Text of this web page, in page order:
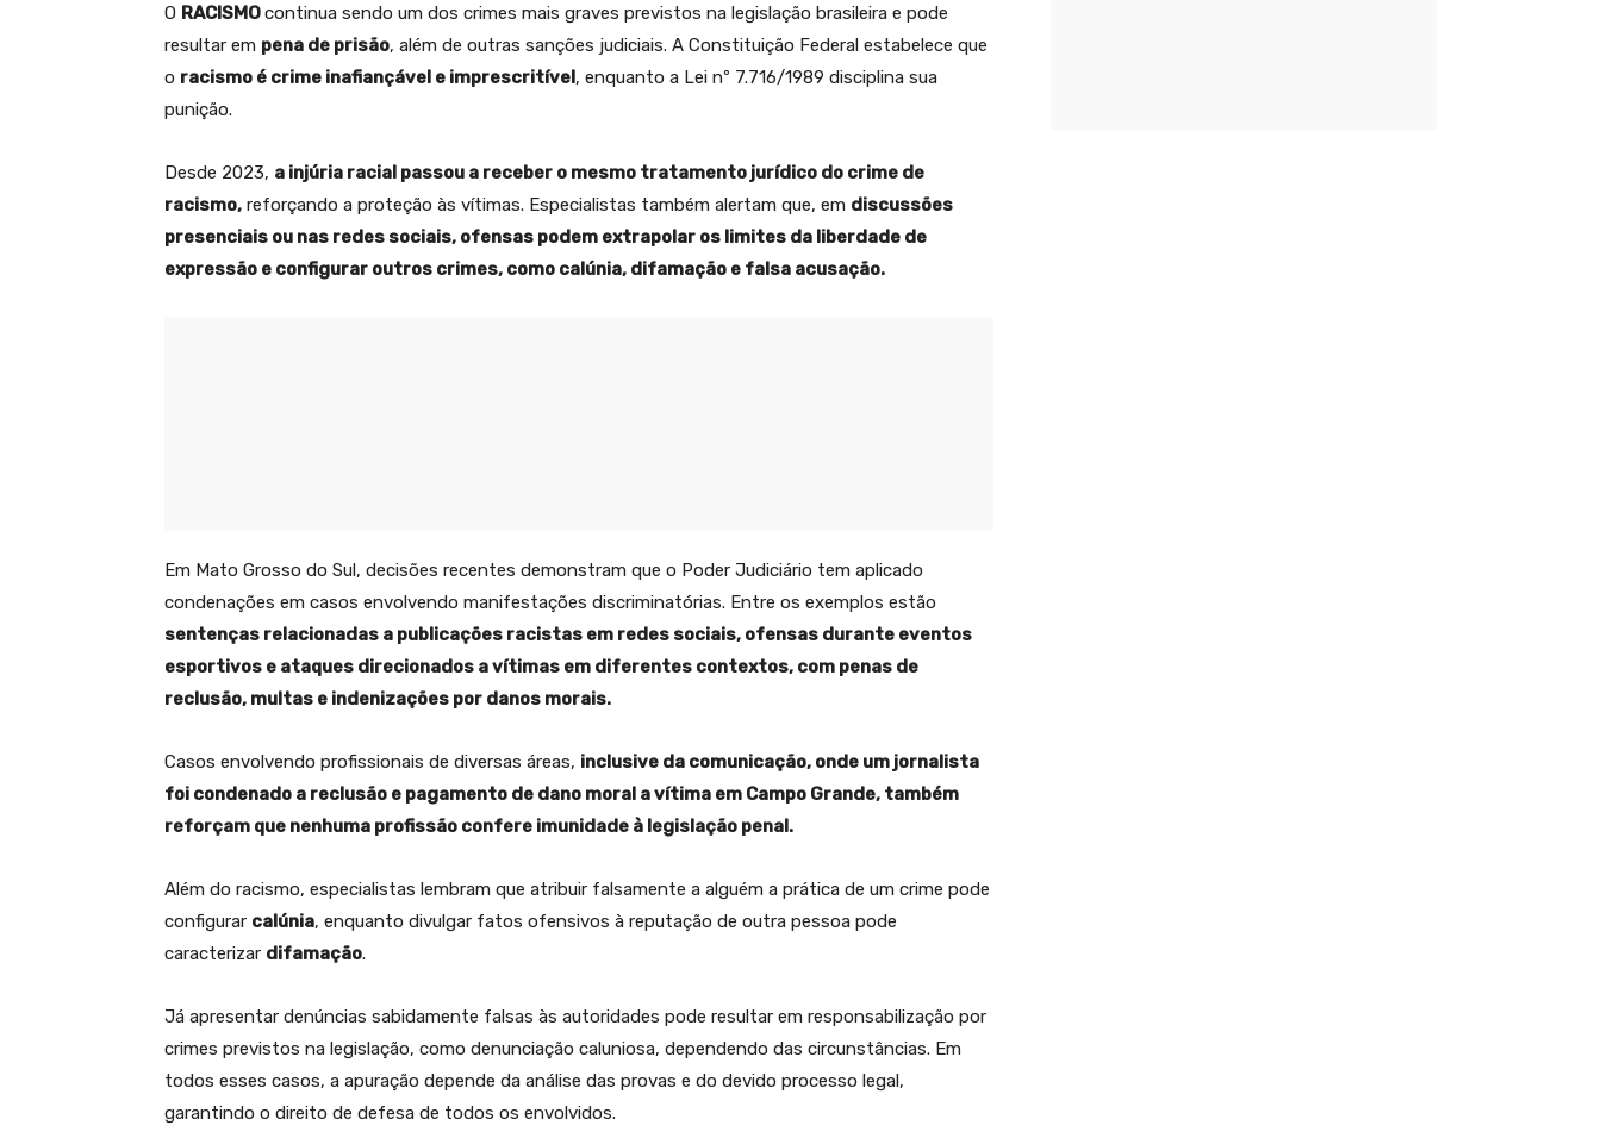
O RACISMOcontinua sendo um dos crimes mais graves previstos na legislação brasileira e pode
resultar em pena de prisão, além de outras sanções judiciais. A Constituição Federal estabelece que
o racismo é crime inafiançável e imprescritível, enquanto a Lei nº 7.716/1989 disciplina sua
punição.
Desde 2023, a injúria racial passou a receber o mesmo tratamento jurídico do crime de
racismo, reforçando a proteção às vítimas. Especialistas também alertam que, em discussões
presenciais ou nas redes sociais, ofensas podem extrapolar os limites da liberdade de
expressão e configurar outros crimes, como calúnia, difamação e falsa acusação.
Em Mato Grosso do Sul, decisões recentes demonstram que o Poder Judiciário tem aplicado
condenações em casos envolvendo manifestações discriminatórias. Entre os exemplos estão
sentenças relacionadas a publicações racistas em redes sociais, ofensas durante eventos
esportivos e ataques direcionados a vítimas em diferentes contextos, com penas de
reclusão, multas e indenizações por danos morais.
Casos envolvendo profissionais de diversas áreas, inclusive da comunicação, onde um jornalista
foi condenado a reclusão e pagamento de dano moral a vítima em Campo Grande, também
reforçam que nenhuma profissão confere imunidade à legislação penal.
Além do racismo, especialistas lembram que atribuir falsamente a alguém a prática de um crime pode
configurar calúnia, enquanto divulgar fatos ofensivos à reputação de outra pessoa pode
caracterizar difamação.
Já apresentar denúncias sabidamente falsas às autoridades pode resultar em responsabilização por
crimes previstos na legislação, como denunciação caluniosa, dependendo das circunstâncias. Em
todos esses casos, a apuração depende da análise das provas e do devido processo legal,
garantindo o direito de defesa de todos os envolvidos.